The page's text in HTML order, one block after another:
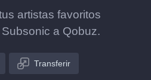
artistas favoritos
a Qobuz.
Transferir